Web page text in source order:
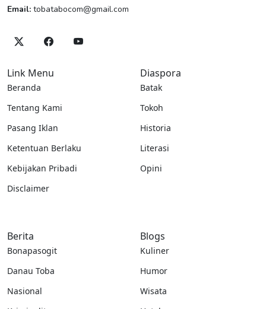
Email: tobatabocom@gmail.com
Link Menu
Beranda
Tentang Kami
Pasang Iklan
Ketentuan Berlaku
Kebijakan Pribadi
Disclaimer
Diaspora
Batak
Tokoh
Historia
Literasi
Opini
Berita
Bonapasogit
Danau Toba
Nasional
Blogs
Kuliner
Humor
Wisata